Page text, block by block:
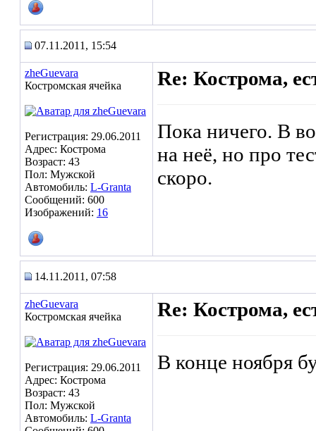
07.11.2011, 15:54
zheGuevara
Костромская ячейка
Регистрация: 29.06.2011
Адрес: Кострома
Возраст: 43
Пол: Мужской
Автомобиль: L-Granta
Сообщений: 600
Изображений: 16
Re: Кострома,
Пока ничего. В
на неё, но про
скоро.
14.11.2011, 07:58
zheGuevara
Костромская ячейка
Регистрация: 29.06.2011
Адрес: Кострома
Возраст: 43
Пол: Мужской
Автомобиль: L-Granta
Re: Кострома,
В конце ноября